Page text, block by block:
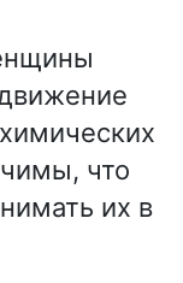
что
их в